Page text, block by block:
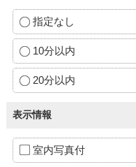
指定なし
10分以内
20分以内
表示情報
室内写真付